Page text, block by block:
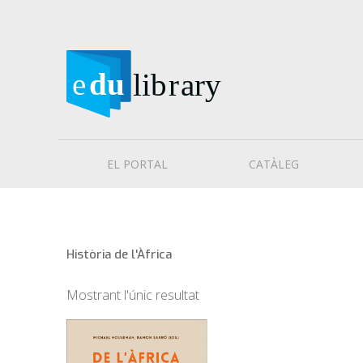
EL PORTAL CATÀLEG
Història de l'Àfrica
Mostrant l'únic resultat